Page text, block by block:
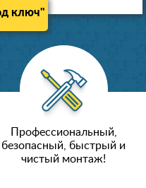
ключ"
Профессиональный,
безопасный, быстрый и
чистый монтаж!